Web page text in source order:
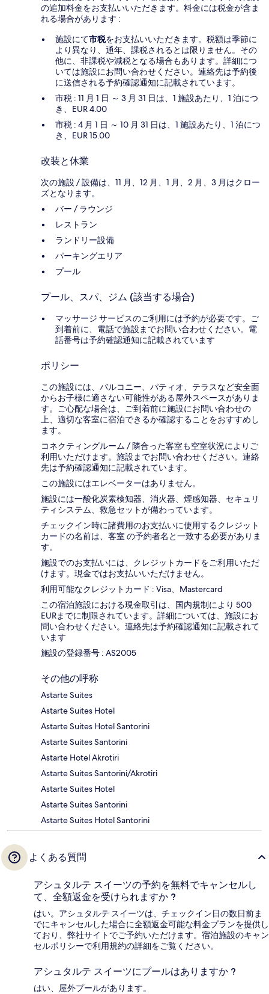
の追加料金をお支払いいただきます。料金には税金が含ま
れる場合があります :
施設にて市税をお支払いいただきます。税額は季節に
より異なり、通年、課税されるとは限りません。その
他に、非課税や減税となる場合もあります。詳細につ
いては施設にお問い合わせください。連絡先は予約後
に送信される予約確認通知に記載されています。
市税 : 11 月 1 日 ～ 3 月 31 日は、1 施設あたり、1 泊につ
き、EUR 4.00
市税 : 4 月 1 日 ～ 10 月 31 日は、1 施設あたり、1 泊につ
き、EUR 15.00
改装と休業
次の施設 / 設備は、11 月、12 月、1 月、2 月、3 月はクロー
ズとなります。
バー / ラウンジ
レストラン
ランドリー設備
パーキングエリア
プール
プール、スパ、ジム (該当する場合)
マッサージ サービスのご利用には予約が必要です。ご
到着前に、電話で施設までお問い合わせください。電
話番号は予約確認通知に記載されています
ポリシー
この施設には、バルコニー、パティオ、テラスなど安全面
からお子様に適さない可能性がある屋外スペースがありま
す。ご心配な場合は、ご到着前に施設にお問い合わせの
上、適切な客室に宿泊できるか確認することをおすすめし
ます。
コネクティングルーム / 隣合った客室も空室状況によりご
利用いただけます。施設までお問い合わせください。連絡
先は予約確認通知に記載されています。
この施設にはエレベーターはありません。
施設には一酸化炭素検知器、消火器、煙感知器、セキュリ
ティシステム、救急セットが備わっています。
チェックイン時に諸費用のお支払いに使用するクレジット
カードの名前は、客室 の予約者名と一致する必要がありま
す。
施設でのお支払いには、クレジットカードをご利用いただ
けます。現金ではお支払いいただけません。
利用可能なクレジットカード : Visa、Mastercard
この宿泊施設における現金取引は、国内規制により 500
EURまでに制限されています。詳細については、施設にお
問い合わせください。連絡先は予約確認通知に記載されて
います
施設の登録番号 : AS2005
その他の呼称
Astarte Suites
Astarte Suites Hotel
Astarte Suites Hotel Santorini
Astarte Suites Santorini
Astarte Hotel Akrotiri
Astarte Suites Santorini/Akrotiri
Astarte Suites Hotel
Astarte Suites Santorini
Astarte Suites Hotel Santorini
よくある質問
アシュタルテ スイーツの予約を無料でキャンセルし
て、全額返金を受けられますか ?
はい。アシュタルテ スイーツは、チェックイン日の数日前ま
でにキャンセルした場合に全額返金可能な料金プランを提供し
ており、弊社サイトでご予約いただけます。宿泊施設のキャン
セルポリシーで利用規約の詳細をご覧ください。
アシュタルテ スイーツにプールはありますか ?
はい、屋外プールがあります。